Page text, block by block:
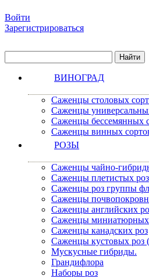
Войти
Зарегистрироваться
ВИНОГРАД
Саженцы столовых
Саженцы
Саженцы бессемянных
Саженцы винных
РОЗЫ
Саженцы чайно-
Саженцы плетистых роз
Саженцы роз группы
Саженцы
Саженцы английских
Саженцы миниатюрных
Саженцы канадских роз
Саженцы кустовых роз
Мускусные гибриды.
Грандифлора
Наборы роз